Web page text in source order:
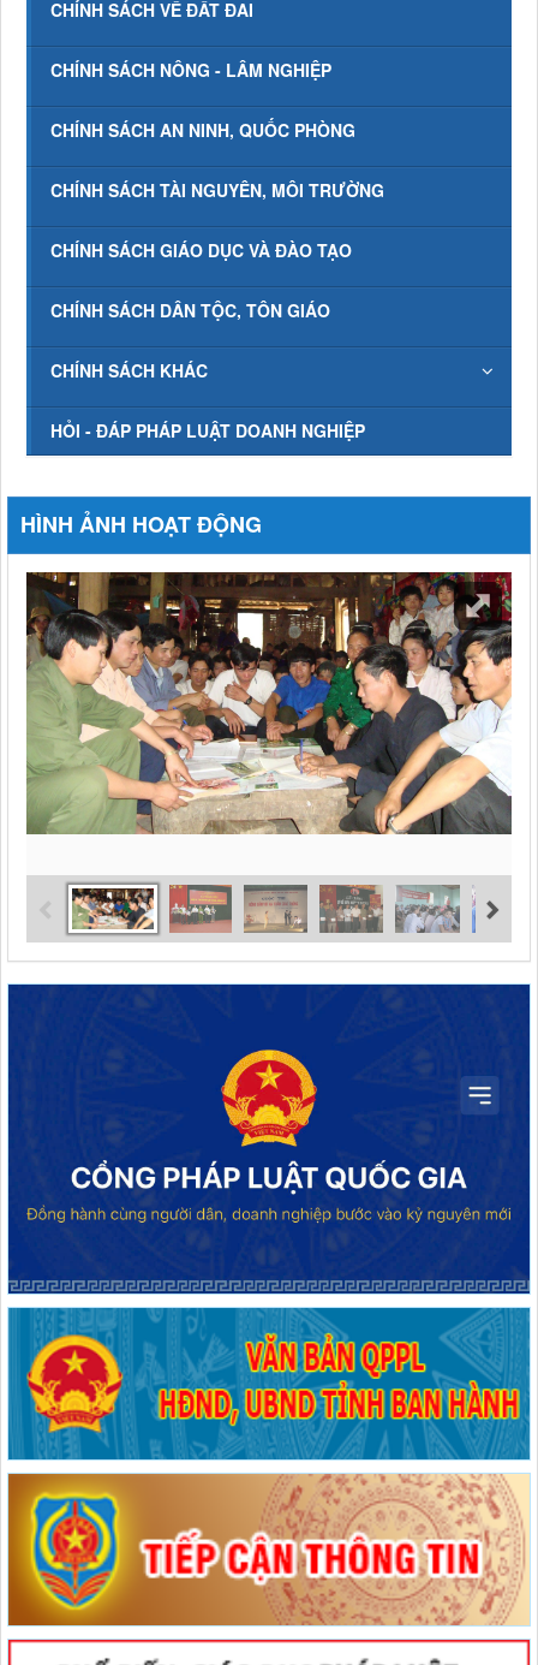
CHÍNH SÁCH VỀ ĐẤT ĐAI
CHÍNH SÁCH NÔNG - LÂM NGHIỆP
CHÍNH SÁCH AN NINH, QUỐC PHÒNG
CHÍNH SÁCH TÀI NGUYÊN, MÔI TRƯỜNG
CHÍNH SÁCH GIÁO DỤC VÀ ĐÀO TẠO
CHÍNH SÁCH DÂN TỘC, TÔN GIÁO
CHÍNH SÁCH KHÁC
HỎI - ĐÁP PHÁP LUẬT DOANH NGHIỆP
HÌNH ẢNH HOẠT ĐỘNG